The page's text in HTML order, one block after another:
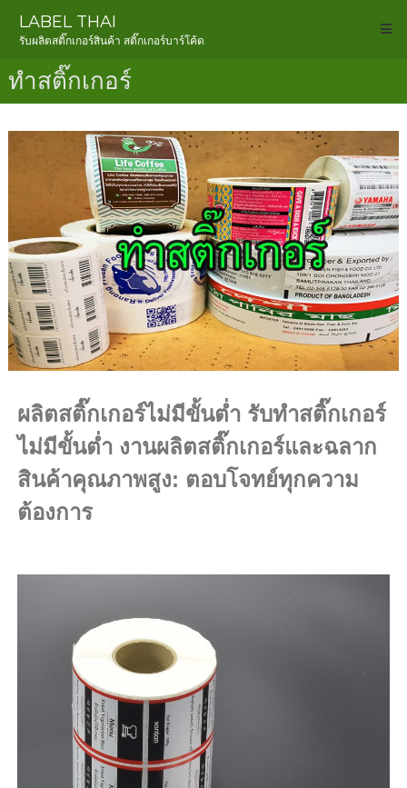
LABEL THAI
รับผลิตสติ๊กเกอร์สินค้า สติ๊กเกอร์บาร์โค้ด
ทำสติ๊กเกอร์
ผลิตสติ๊กเกอร์ไม่มีขั้นต่ำ รับทำสติ๊กเกอร์
ไม่มีขั้นต่ำ งานผลิตสติ๊กเกอร์และฉลาก
สินค้าคุณภาพสูง: ตอบโจทย์ทุกความ
ต้องการ